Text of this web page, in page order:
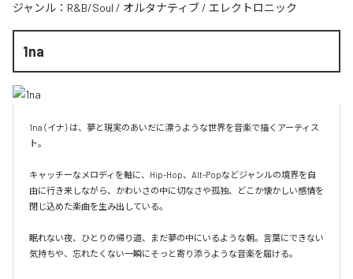
ジャンル： R&B/Soul / オルタナティブ / エレクトロニック
1na
1na（イナ）は、夢と現実のあいだに漂うような世界を音楽で描くアーティス
ト。
キャッチーなメロディを軸に、Hip-Hop、Alt-Popなどジャンルの境界を自
由に行き来しながら、かわいさの中に切なさや孤独、どこか懐かしい感情を
閉じ込めた楽曲を生み出している。
眠れない夜、ひとりの帰り道、まだ夢の中にいるような朝。言葉にできない
気持ちや、忘れたくない一瞬にそっと寄り添うような音楽を届ける。